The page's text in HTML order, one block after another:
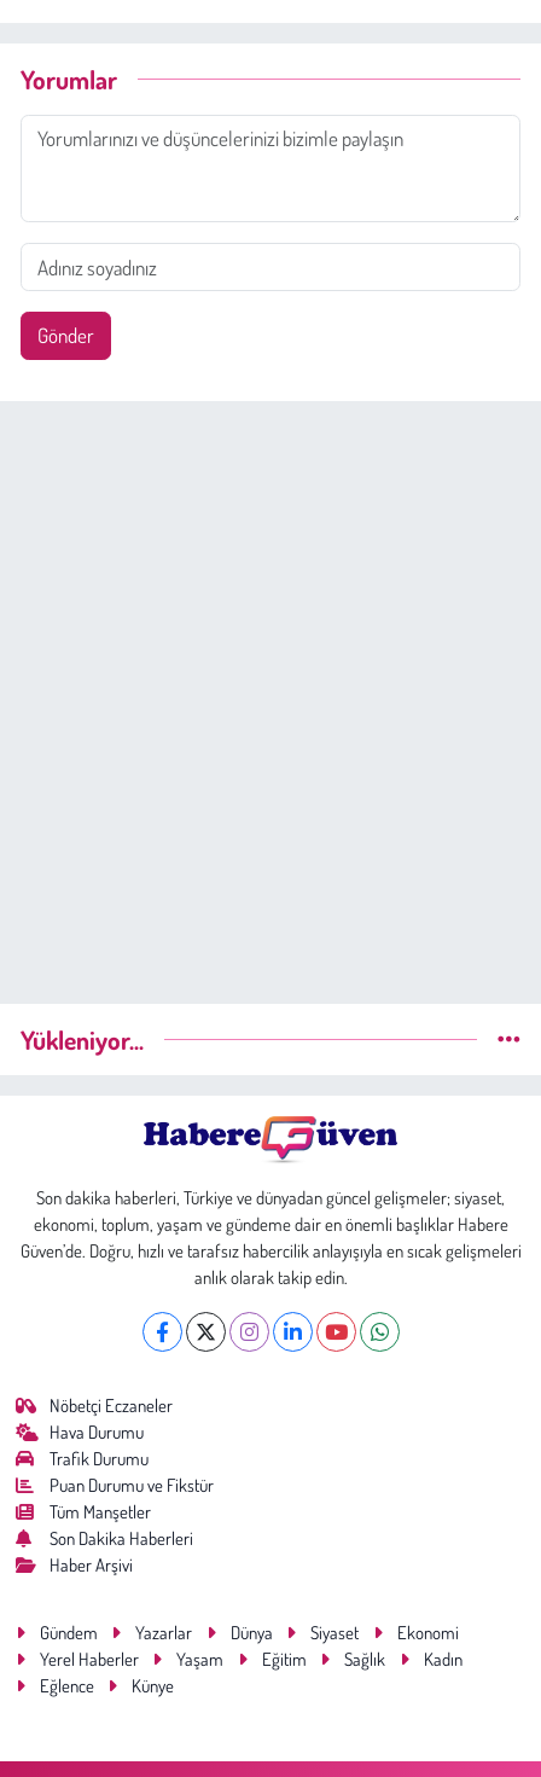
Yorumlar
Gönder
Yükleniyor...
Son dakika haberleri, Türkiye ve dünyadan güncel gelişmeler; siyaset,
ekonomi, toplum, yaşam ve gündeme dair en önemli başlıklar Habere
Güven’de. Doğru, hızlı ve tarafsız habercilik anlayışıyla en sıcak gelişmeleri
anlık olarak takip edin.
Nöbetçi Eczaneler
Hava Durumu
Trafik Durumu
Puan Durumu ve Fikstür
Tüm Manşetler
Son Dakika Haberleri
Haber Arşivi
Gündem Yazarlar Dünya Siyaset
Ekonomi
Yerel Haberler
Yaşam Eğitim Sağlık
Kadın
Eğlence
Künye